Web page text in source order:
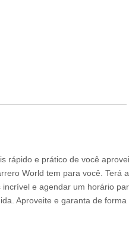
rápido e prático de você
World tem para você. Terá
e agendar um horário
Aproveite e garanta de forma